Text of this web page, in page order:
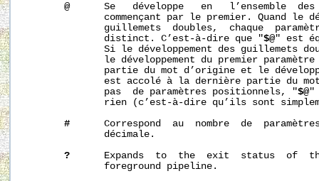
@
Se   développe   en   l’ensemble
commençant par le premier. Quand le
guillemets  doubles,  chaque
              distinct. C’est-à-dire que "
$@" est
Si le développement des guillemets
le développement du premier
partie du mot d’origine et le
est accolé à la dernière partie du
              pas  de paramètres positionnels, "
$@"
rien (c’est-à-dire qu’ils sont
#
Correspond  au  nombre  de
              décimale.
?
Expands  to  the  exit  status  of
              foreground pipeline.